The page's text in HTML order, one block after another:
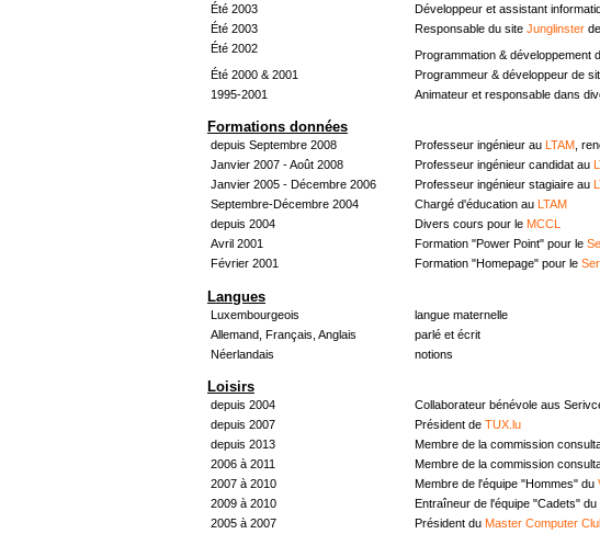
Été 2003 Développeur et assistant
Été 2003
Responsable du site Junglinster
Été 2002
Programmation & développement
Été 2000 & 2001
Programmeur & développeur de
1995-2001
Animateur et responsable dans
Formations données
depuis Septembre 2008 Professeur ingénieur au LTAM ,
Janvier 2007 - Août 2008
Professeur ingénieur candidat au
Janvier 2005 - Décembre 2006
Professeur ingénieur stagiaire au
Septembre-Décembre 2004
Chargé d'éducation au
LTAM
depuis 2004
Divers cours pour le MCCL
Avril 2001
Formation "Power Point" pour le
Février 2001
Formation "Homepage" pour le
Langues
Luxembourgeois
langue maternelle
Allemand, Français, Anglais
parlé et écrit
Néerlandais
notions
Loisirs
depuis 2004 Collaborateur bénévole aus
depuis 2007
Président de TUX.lu
depuis 2013
Membre de la commission
2006 à 2011
Membre de la commission
2007 à 2010
Membre de l'équipe "Hommes" du
2009 à 2010
Entraîneur de l'équipe "Cadets" du
2005 à 2007
Président du Master Computer